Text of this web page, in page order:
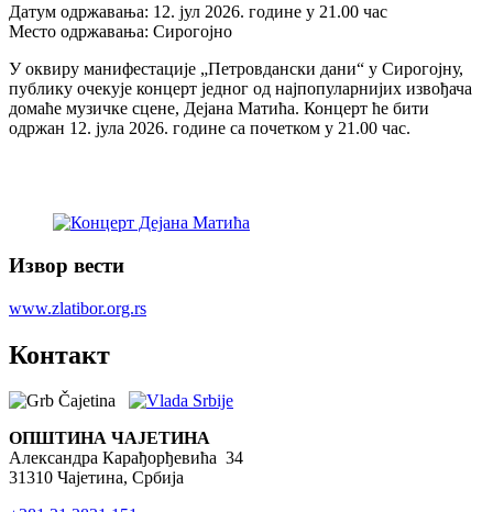
Датум одржавања: 12. јул 2026. године у 21.00 час
Место одржавања: Сирогојно
У оквиру манифестације „Петровдански дани“ у Сирогојну,
публику очекује концерт једног од најпопуларнијих извођача
домаће музичке сцене, Дејана Матића. Концерт ће бити
одржан 12. јула 2026. године са почетком у 21.00 час.
Извор вести
www.zlatibor.org.rs
Контакт
ОПШТИНА ЧАЈЕТИНА
Александра Карађорђевића 34
31310 Чајетина, Србија